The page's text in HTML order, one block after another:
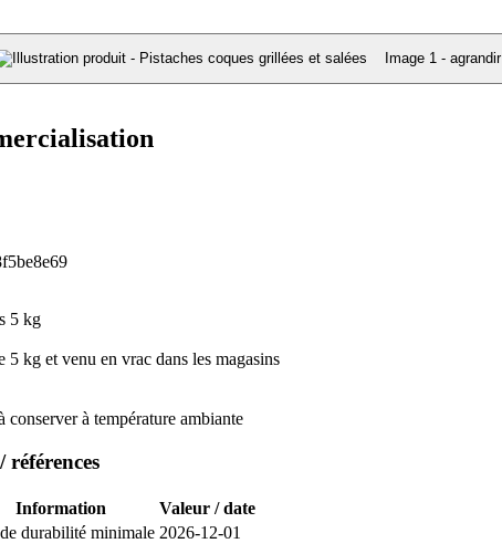
Image 1 - agrandir
5 kg
5 kg et venu en vrac dans les magasins
conserver à température ambiante
références
Information
Valeur / date
durabilité minimale 2026-12-01